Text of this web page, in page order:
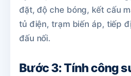
đặt, độ che bóng, kết cấu
tủ điện, trạm biến áp, tiếp
đấu nối.
Bước 3: Tính công